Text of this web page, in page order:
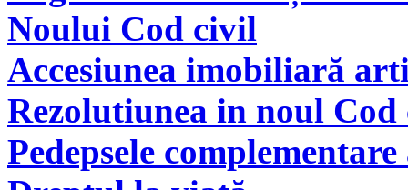
Noului Cod civil
Accesiunea imobiliară
Rezolutiunea in noul
Pedepsele